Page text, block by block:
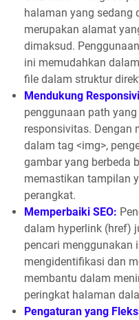
halaman yang sedang
merupakan alamat
dimaksud.
ini memudahkan
file dalam struktur
Mendukung
penggunaan path
responsivitas. Dengan
dalam tag <img>,
gambar yang berbeda
memastikan tampilan
perangkat.
Memperbaiki SEO:
dalam hyperlink (href)
pencari
mengidentifikasi dan
membantu dalam
peringkat halaman
Pengaturan yang